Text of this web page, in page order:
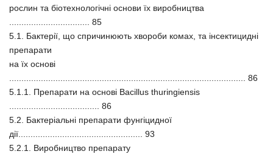
рослин та біотехнологічні основи їх виробництва
................................. 85
5.1. Бактерії, що спричинюють хвороби комах, та інсектицидні
препарати
на їх основі
................................................................................................. 86
5.1.1. Препарати на основі Bacillus thuringiensis
..................................... 86
5.2. Бактеріальні препарати фунгіцидної
дії................................................... 93
5.2.1. Виробництво препарату